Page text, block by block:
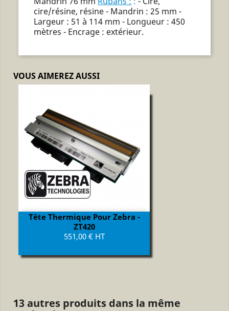
cire/résine, résine - Mandrin : 25 mm -
Largeur : 51 à 114 mm - Longueur : 450
mètres - Encrage : extérieur.
VOUS AIMEREZ AUSSI
Tête Thermique Pour Zebra -
ZT420
Prix
551,00 € HT
13 autres produits dans la même